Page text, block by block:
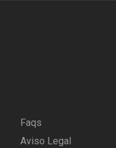
Faqs
Aviso Legal